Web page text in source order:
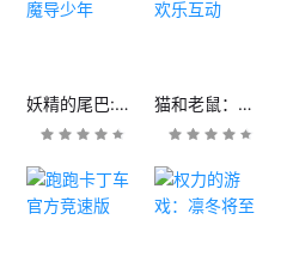
妖精的尾巴:魔导少年 猫和老鼠：欢乐互动